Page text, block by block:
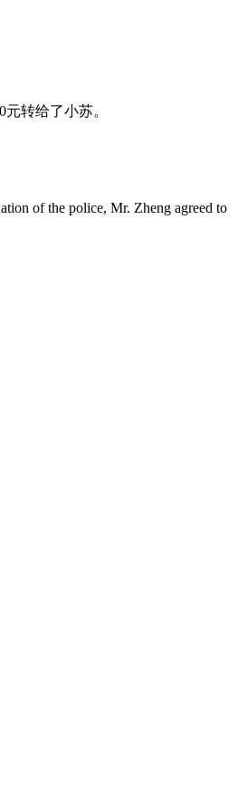
转给了小苏。
of the police, Mr. Zheng agreed to